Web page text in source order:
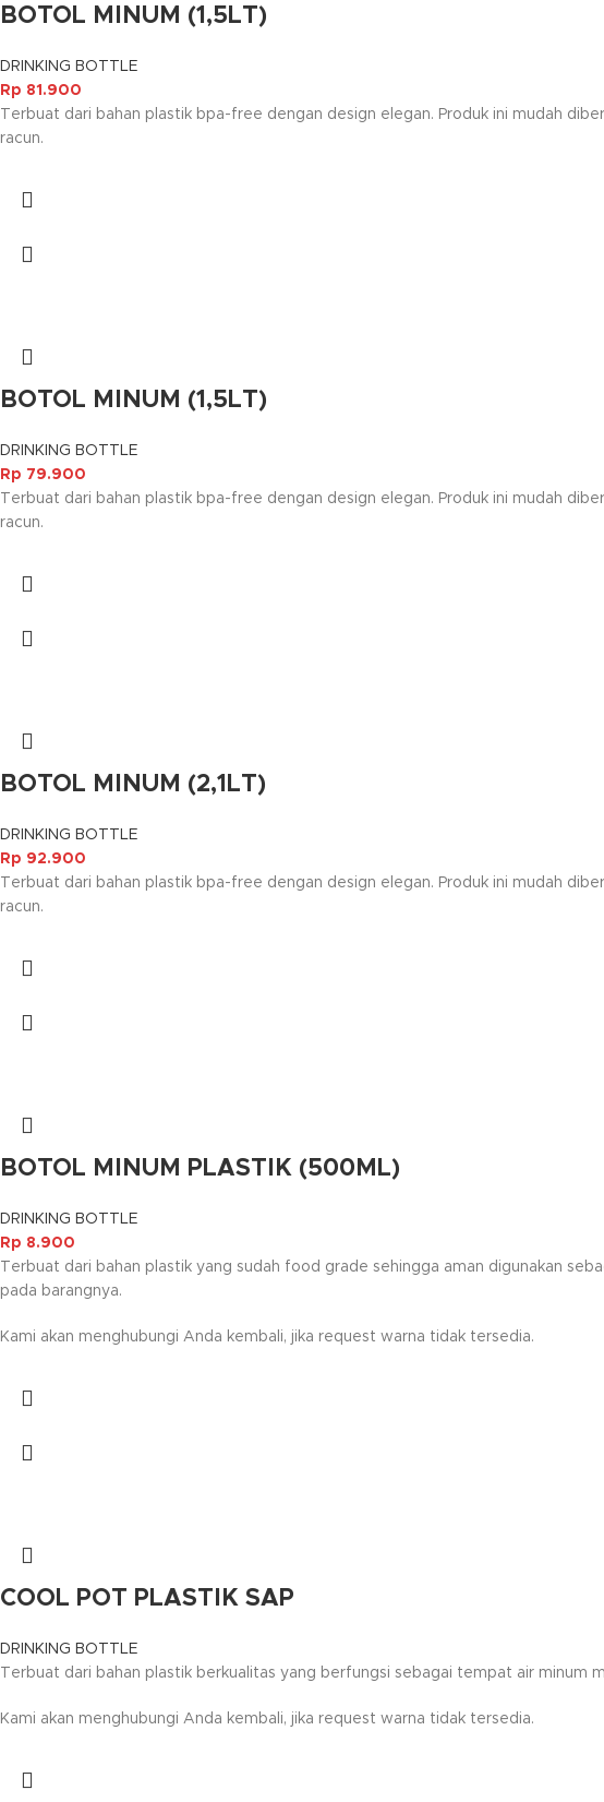
BOTOL MINUM (1,5LT)
DRINKING BOTTLE
Rp 81.900
Terbuat dari bahan plastik bpa-free dengan design elegan. Produk ini mudah
racun.
BOTOL MINUM (1,5LT)
DRINKING BOTTLE
Rp 79.900
Terbuat dari bahan plastik bpa-free dengan design elegan. Produk ini mudah
racun.
BOTOL MINUM (2,1LT)
DRINKING BOTTLE
Rp 92.900
Terbuat dari bahan plastik bpa-free dengan design elegan. Produk ini mudah
racun.
BOTOL MINUM PLASTIK (500ML)
DRINKING BOTTLE
Rp 8.900
Terbuat dari bahan plastik yang sudah food grade sehingga aman digunakan
pada barangnya.
Kami akan menghubungi Anda kembali, jika request warna tidak tersedia.
COOL POT PLASTIK SAP
DRINKING BOTTLE
Terbuat dari bahan plastik berkualitas yang berfungsi sebagai tempat air minum
Kami akan menghubungi Anda kembali, jika request warna tidak tersedia.